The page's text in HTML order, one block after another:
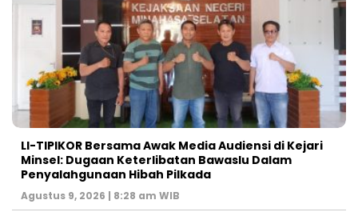
LI-TIPIKOR Bersama Awak Media Audiensi di Kejari
Minsel: Dugaan Keterlibatan Bawaslu Dalam
Penyalahgunaan Hibah Pilkada
Agustus 9, 2026 | 8:28 am WIB